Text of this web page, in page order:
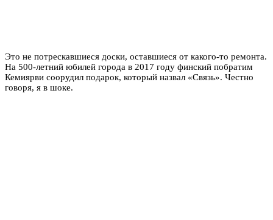
​​​Это не потрескавшиеся доски, оставшиеся от какого-то ремонта.
На 500-летний юбилей города в 2017 году финский побратим
Кемиярви соорудил подарок, который назвал «Связь». Честно
говоря, я в шоке.